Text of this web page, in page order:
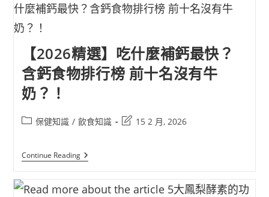
【2026精選】吃什麼補鈣最快？
含鈣食物排行榜 前十名沒有牛
奶？！
保健知識 / 飲食知識 15 2 月, 2026
Continue Reading